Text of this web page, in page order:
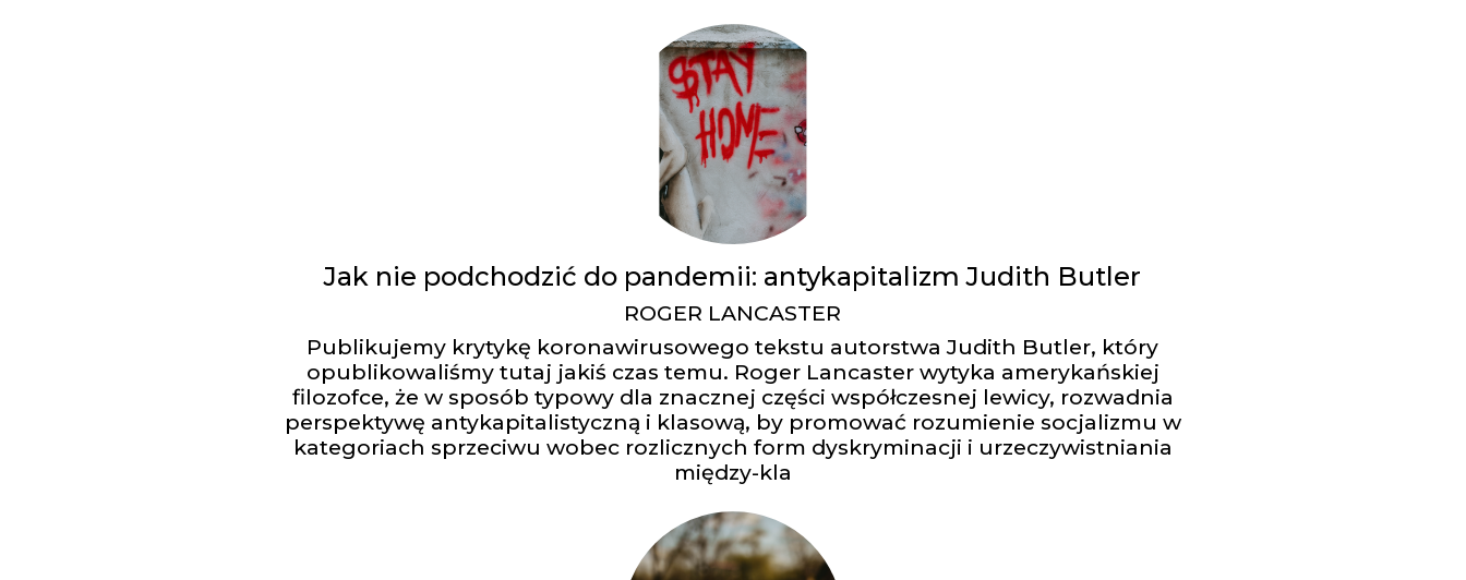
Jak nie podchodzić do pandemii: antykapitalizm Judith Butler
ROGER LANCASTER
Publikujemy krytykę koronawirusowego tekstu autorstwa Judith Butler, który
opublikowaliśmy tutaj jakiś czas temu. Roger Lancaster wytyka amerykańskiej
filozofce, że w sposób typowy dla znacznej części współczesnej lewicy, rozwadnia
perspektywę antykapitalistyczną i klasową, by promować rozumienie socjalizmu w
kategoriach sprzeciwu wobec rozlicznych form dyskryminacji i urzeczywistniania
między-kla